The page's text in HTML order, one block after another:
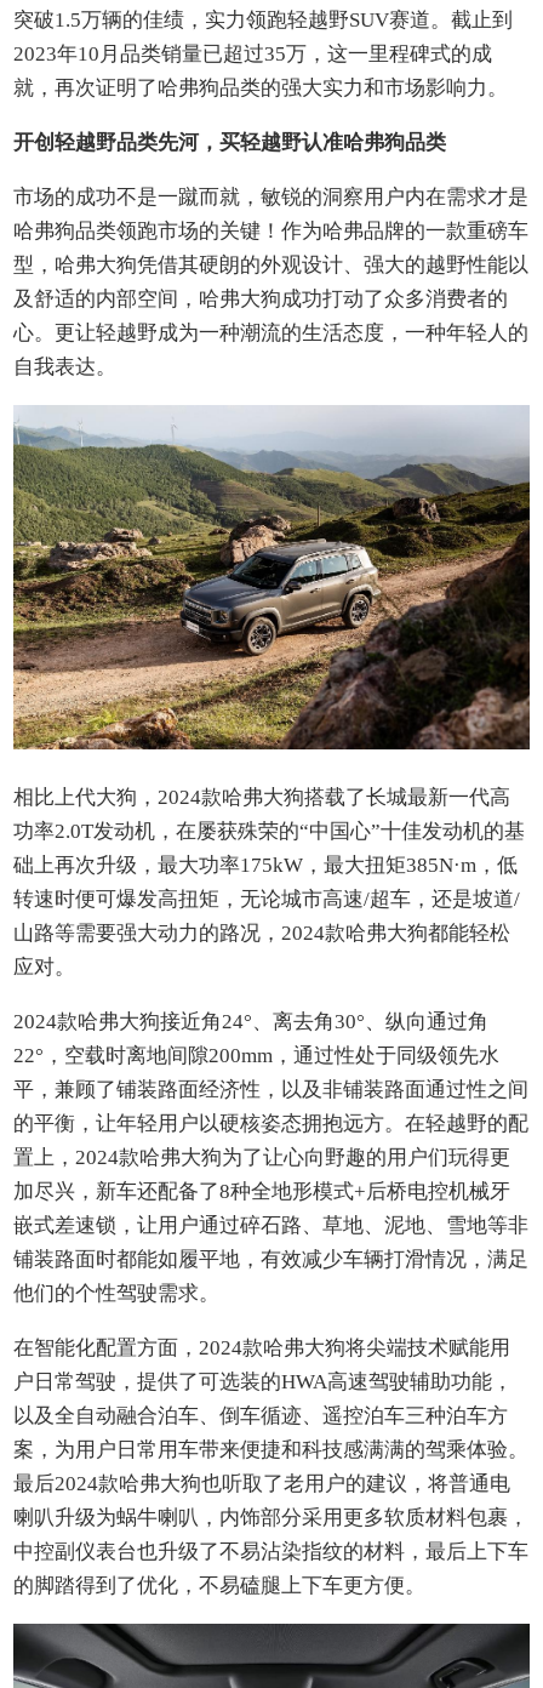
突破1.5万辆的佳绩，实力领跑轻越野SUV赛道。截止到
2023年10月品类销量已超过35万，这一里程碑式的成
就，再次证明了哈弗狗品类的强大实力和市场影响力。
开创轻越野品类先河，买轻越野认准哈弗狗品类
市场的成功不是一蹴而就，敏锐的洞察用户内在需求才是
哈弗狗品类领跑市场的关键！作为哈弗品牌的一款重磅车
型，哈弗大狗凭借其硬朗的外观设计、强大的越野性能以
及舒适的内部空间，哈弗大狗成功打动了众多消费者的
心。更让轻越野成为一种潮流的生活态度，一种年轻人的
自我表达。
相比上代大狗，2024款哈弗大狗搭载了长城最新一代高
功率2.0T发动机，在屡获殊荣的“中国心”十佳发动机的基
础上再次升级，最大功率175kW，最大扭矩385N·m，低
转速时便可爆发高扭矩，无论城市高速/超车，还是坡道/
山路等需要强大动力的路况，2024款哈弗大狗都能轻松
应对。
2024款哈弗大狗接近角24°、离去角30°、纵向通过角
22°，空载时离地间隙200mm，通过性处于同级领先水
平，兼顾了铺装路面经济性，以及非铺装路面通过性之间
的平衡，让年轻用户以硬核姿态拥抱远方。在轻越野的配
置上，2024款哈弗大狗为了让心向野趣的用户们玩得更
加尽兴，新车还配备了8种全地形模式+后桥电控机械牙
嵌式差速锁，让用户通过碎石路、草地、泥地、雪地等非
铺装路面时都能如履平地，有效减少车辆打滑情况，满足
他们的个性驾驶需求。
在智能化配置方面，2024款哈弗大狗将尖端技术赋能用
户日常驾驶，提供了可选装的HWA高速驾驶辅助功能，
以及全自动融合泊车、倒车循迹、遥控泊车三种泊车方
案，为用户日常用车带来便捷和科技感满满的驾乘体验。
最后2024款哈弗大狗也听取了老用户的建议，将普通电
喇叭升级为蜗牛喇叭，内饰部分采用更多软质材料包裹，
中控副仪表台也升级了不易沾染指纹的材料，最后上下车
的脚踏得到了优化，不易磕腿上下车更方便。